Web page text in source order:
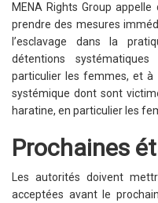
MENA Rights Group
prendre des mesures
l’esclavage dans la
détentions systématiques
particulier les femmes, et
systémique dont sont
haratine, en particulier les
Prochaines
Les autorités doivent
acceptées avant le